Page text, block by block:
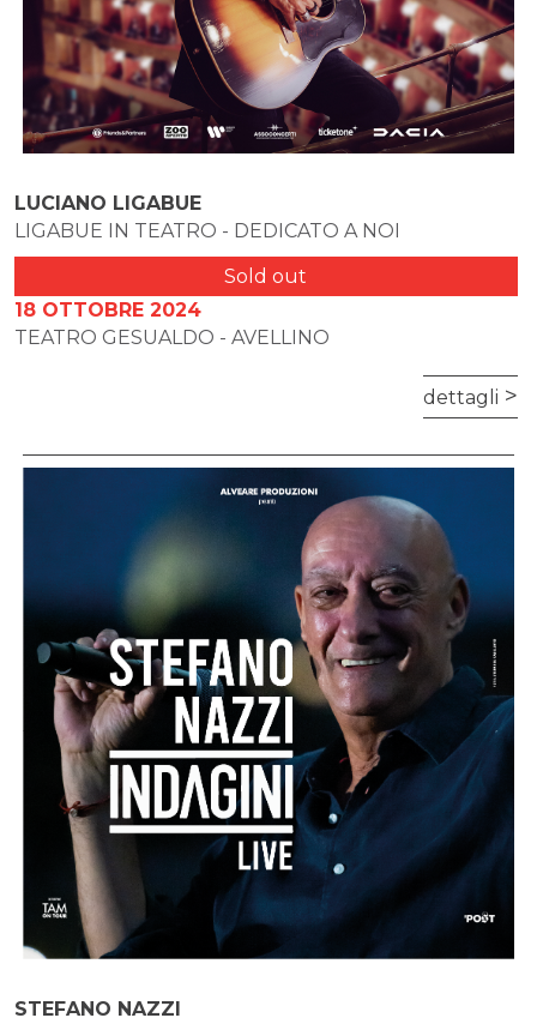
LUCIANO LIGABUE
LIGABUE IN TEATRO - DEDICATO A NOI
Sold out
18 OTTOBRE 2024
TEATRO GESUALDO - AVELLINO
dettagli
STEFANO NAZZI